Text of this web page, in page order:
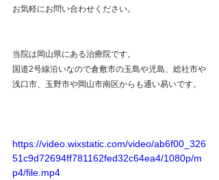
お気軽にお問い合わせください。
当院は岡山県にある治療院です。
国道2号線沿いなので倉敷市の玉島や児島、総社市や
浅口市、玉野市や岡山市南区からも通い易いです。
https://video.wixstatic.com/video/ab6f00_326
51c9d72694ff781162fed32c64ea4/1080p/m
p4/file.mp4